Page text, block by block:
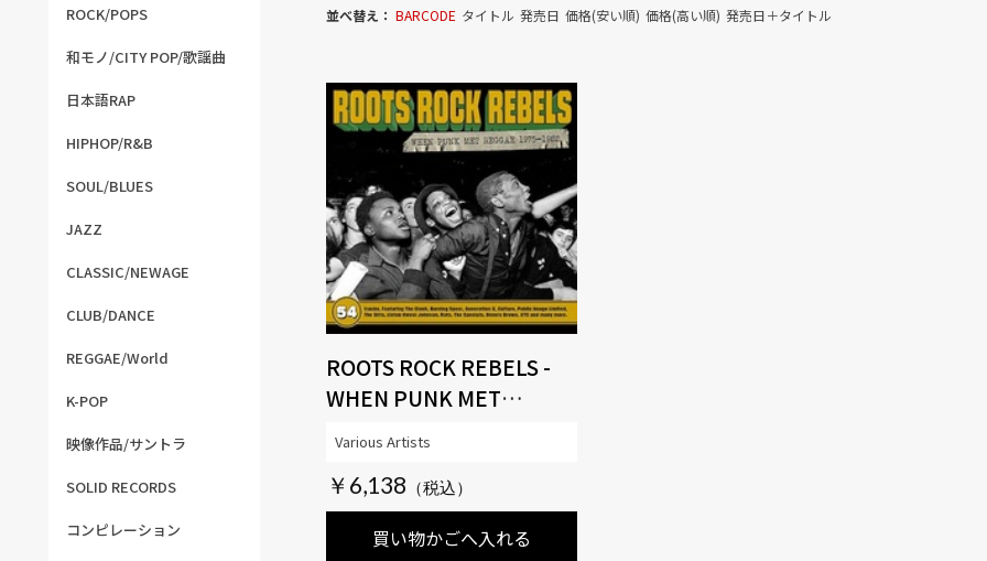
ROCK/POPS
和モノ/CITY POP/歌謡曲
日本語RAP
HIPHOP/R&B
SOUL/BLUES
JAZZ
CLASSIC/NEWAGE
CLUB/DANCE
REGGAE/World
K-POP
映像作品/サントラ
SOLID RECORDS
コンピレーション
並べ替え： BARCODE タイトル 発売日 価格(安い順) 価格(高い順) 発売日＋タイトル
ROOTS ROCK REBELS -
WHEN PUNK MET
￥6,138
買い物かごへ入れる
Various Artists